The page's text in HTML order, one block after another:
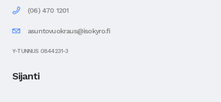
(06) 470 1201
asuntovuokraus@isokyro.fi
Y-TUNNUS 0844231-3
Sijanti